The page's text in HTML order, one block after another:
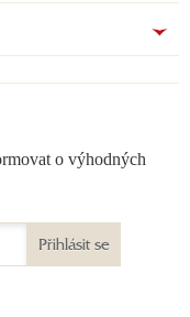
o výhodných
Přihlásit se